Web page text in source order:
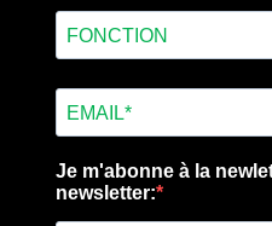
Je m'abonne à la
newsletter: